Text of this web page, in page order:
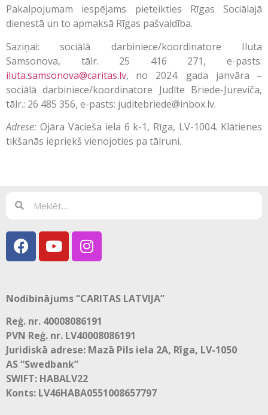
Pakalpojumam iespējams pieteikties Rīgas Sociālajā
dienestā un to apmaksā Rīgas pašvaldība.
Saziņai: sociālā darbiniece/koordinatore Iluta
Samsonova, tālr. 25 416 271, e-pasts:
iluta.samsonova@caritas.lv, no 2024. gada janvāra –
sociālā darbiniece/koordinatore Judīte Briede-Jureviča,
tālr.: 26 485 356, e-pasts: juditebriede@inbox.lv.
Adrese: Ojāra Vācieša iela 6 k-1, Rīga, LV-1004. Klātienes
tikšanās iepriekš vienojoties pa tālruni.
Nodibinājums “CARITAS LATVIJA”
Reģ. nr. 40008086191
PVN Reģ. nr. LV40008086191
Juridiskā adrese: Mazā Pils iela 2A, Rīga, LV-1050
AS “Swedbank”
SWIFT: HABALV22
Konts: LV46HABA0551008657797